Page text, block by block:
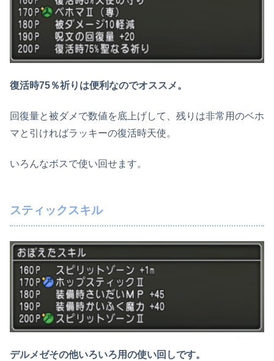
復活時75％祈りは便利なのでオススメ。
回復量と被ダメで数値を底上げして、残りは非常用のベホ
マと引ければラッキーの復活時天使。
いろんなボスで使い回せます。
スティックスキル
デルメゼその他いろいろ用の使い回しです。